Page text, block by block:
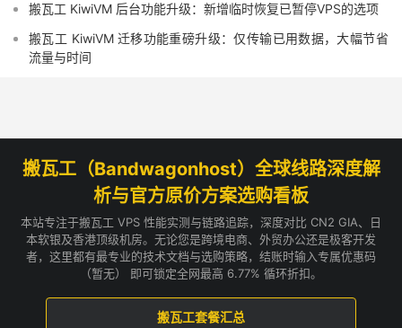
搬瓦工 KiwiVM 后台功能升级：新增临时恢复已暂停VPS的选项
搬瓦工 KiwiVM 迁移功能重磅升级：仅传输已用数据，大幅节省
流量与时间
搬瓦工（Bandwagonhost）全球线路深度解
析与官方原价方案选购看板
本站专注于搬瓦工 VPS 性能实测与链路追踪，深度对比 CN2 GIA、日
本软银及香港顶级机房。无论您是跨境电商、外贸办公还是极客开发
者，这里都有最专业的技术文档与选购策略，结账时输入专属优惠码
（暂无） 即可锁定全网最高 6.77% 循环折扣。
搬瓦工套餐汇总